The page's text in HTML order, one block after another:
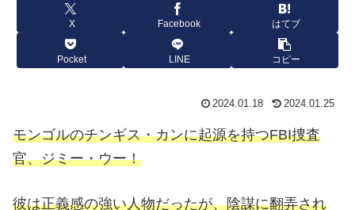
X Facebook はてブ
Pocket LINE コピー
2024.01.18 2024.01.25
モンゴルのチンギス・カンに起源を持つFBI捜査
官、ジミー・ウー！
彼は正義感の強い人物だったが、陰謀に翻弄され